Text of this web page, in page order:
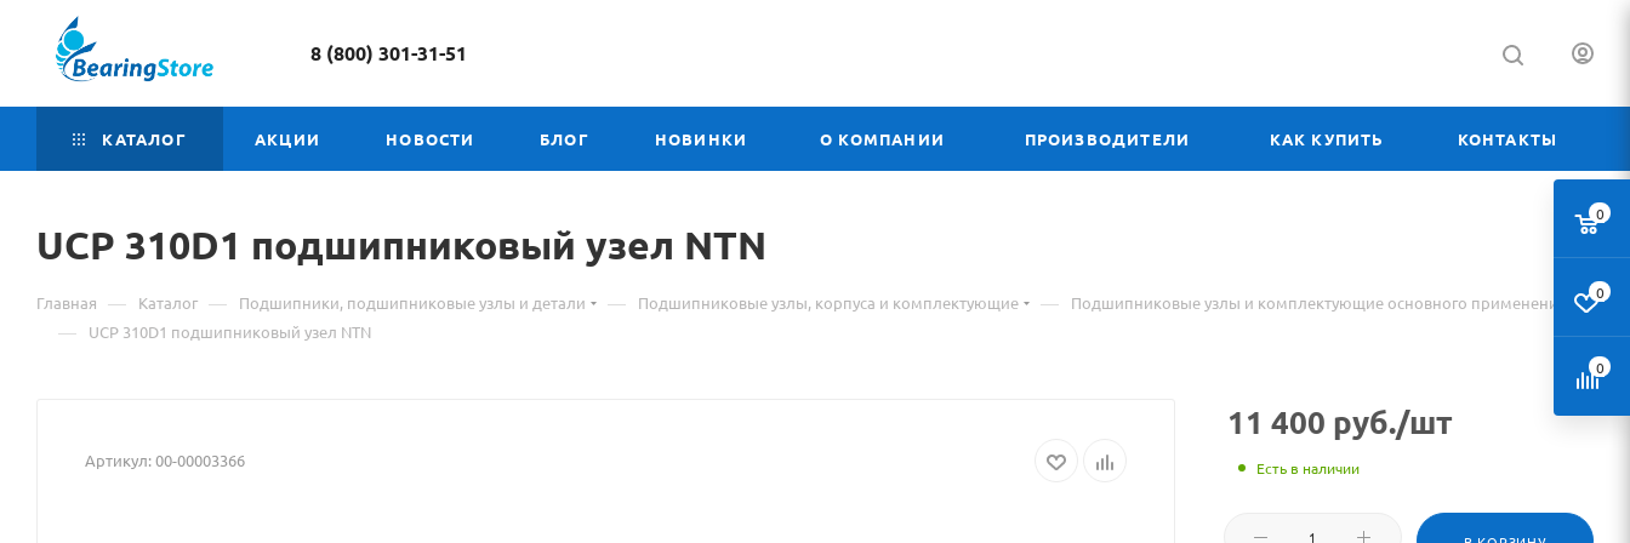
8 (800) 301-31-51
КАТАЛОГ АКЦИИ НОВОСТИ БЛОГ НОВИНКИ О КОМПАНИИ ПРОИЗВОДИТЕЛИ КАК КУПИТЬ КОНТАКТЫ
UCP Материал
о
товаре
подшипниковый
310D1 подшипниковый узел NTN
Главная — Каталог — Подшипники, подшипниковые узлы и детали — Подшипниковые узлы, корпуса и комплектующие — Подшипниковые узлы и комплектующие основного применения
— UCP 310D1 подшипниковый узел NTN
Артикул:00-00003366
11 400 руб./шт
Есть в наличии
0
0
0